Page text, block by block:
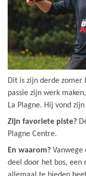
Dit is zijn derde
passie zijn werk
La Plagne. Hij vond
Zijn favoriete piste?
Plagne Centre.
En waarom? Vanwege
deel door het bos, een